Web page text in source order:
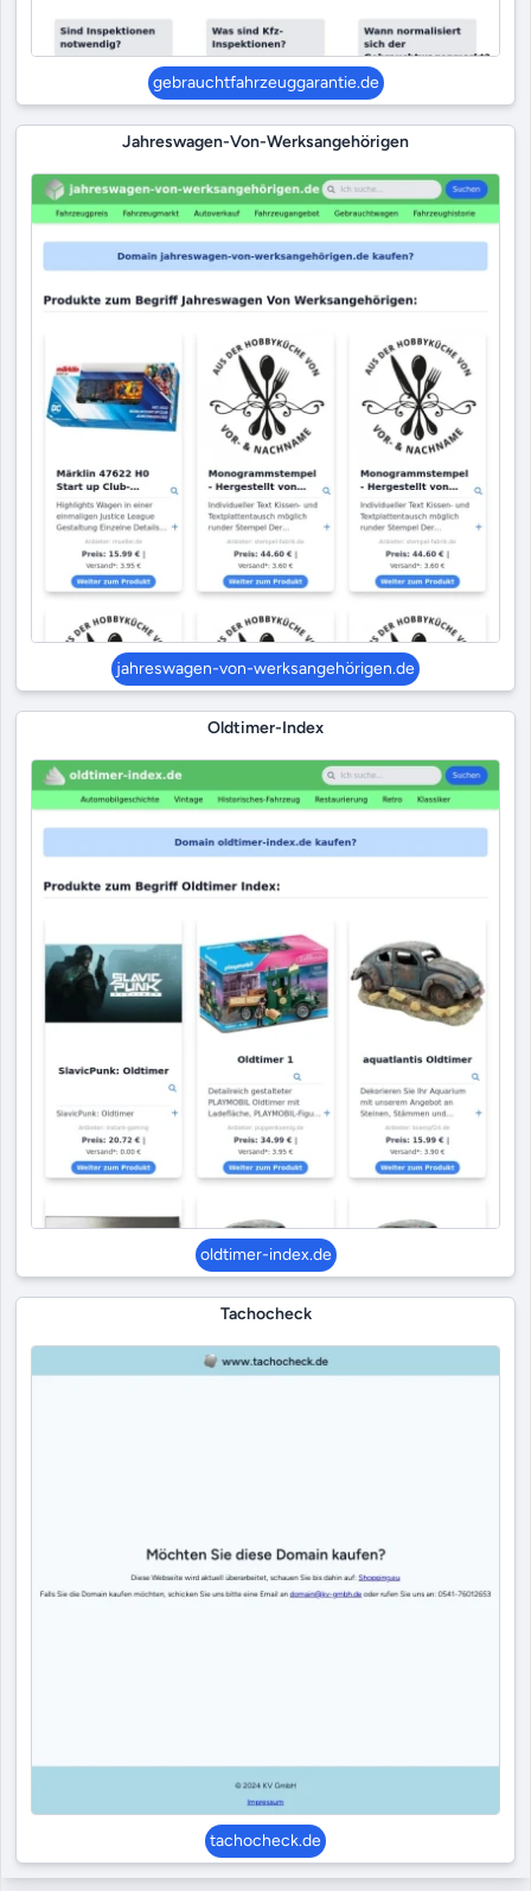
gebrauchtfahrzeuggarantie.de
Jahreswagen-Von-Werksangehörigen
jahreswagen-von-werksangehörigen.de
Oldtimer-Index
oldtimer-index.de
Tachocheck
tachocheck.de